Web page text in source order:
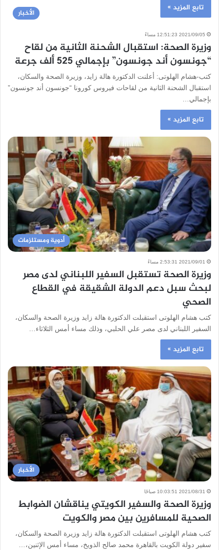
تابع المزيد » الأخبار
2021/09/05 12:51:23 مساءً
وزيرة الصحة: استقبال الشحنة الثانية من لقاح
“جونسون أند جونسون” بإجمالي 525 ألف جرعة
كتب-هشام الهلوتى: أعلنت الدكتورة هالة زايد، وزيرة الصحة والسكان،
استقبال الشحنة الثانية من لقاحات فيروس كورونا “جونسون أند جونسون”
بإجمالي…
تابع المزيد »
أدوية ومستلزمات
2021/09/01 2:53:31 مساءً
وزيرة الصحة تستقبل السفير اللبناني لدى مصر
لبحث سبل دعم الدولة الشقيقة في القطاع
الصحي
كتب هشام الهلوتى استقبلت الدكتورة هالة زايد وزيرة الصحة والسكان،
السفير اللبناني لدى مصر علي الحلبي، وذلك مساء أمس الثلاثاء…
تابع المزيد »
الأخبار
2021/08/31 10:03:51 صباحًا
وزيرة الصحة والسفير الكويتي يناقشان الضوابط
الصحية للمسافرين بين مصر والكويت
كتب هشام الهلوتى استقبلت الدكتورة هالة زايد وزيرة الصحة والسكان،
سفير دولة الكويت بالقاهرة محمد صالح الذويخ، مساء أمس الإثنين،…